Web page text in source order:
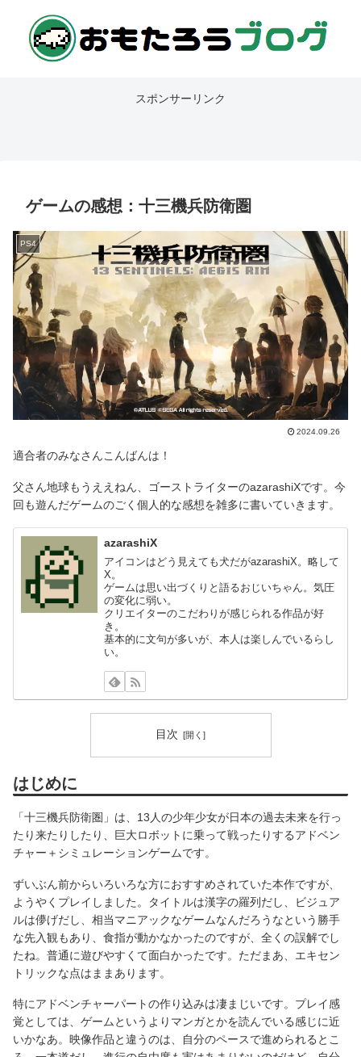
スポンサーリンク
ゲームの感想：十三機兵防衛圏
PS4
2024.09.26
適合者のみなさんこんばんは！
父さん地球もうええねん、ゴーストライターのazarashiXです。今
回も遊んだゲームのごく個人的な感想を雑多に書いていきます。
azarashiX
アイコンはどう見えても犬だがazarashiX。略して
X。
ゲームは思い出づくりと語るおじいちゃん。気圧
の変化に弱い。
クリエイターのこだわりが感じられる作品が好
き。
基本的に文句が多いが、本人は楽しんでいるらし
い。
目次
はじめに
「十三機兵防衛圏」は、13人の少年少女が日本の過去未来を行っ
たり来たりしたり、巨大ロボットに乗って戦ったりするアドベン
チャー＋シミュレーションゲームです。
ずいぶん前からいろいろな方におすすめされていた本作ですが、
ようやくプレイしました。タイトルは漢字の羅列だし、ビジュア
ルは儚げだし、相当マニアックなゲームなんだろうなという勝手
な先入観もあり、食指が動かなかったのですが、全くの誤解でし
たね。普通に遊びやすくて面白かったです。ただまあ、エキセン
トリックな点はままあります。
特にアドベンチャーパートの作り込みは凄まじいです。プレイ感
覚としては、ゲームというよりマンガとかを読んでいる感じに近
いかなあ。映像作品と違うのは、自分のペースで進められるとこ